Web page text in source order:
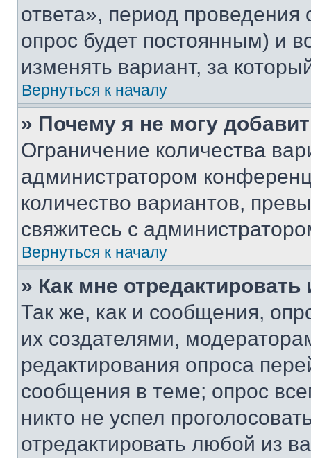
ответа», период проведения
опрос будет постоянным) и
изменять вариант, за
Вернуться к началу
» Почему я не могу
Ограничение количества
администратором
количество вариантов,
свяжитесь с
Вернуться к началу
» Как мне
Так же, как и сообщения,
их создателями,
редактирования опроса
сообщения в теме; опрос
никто не успел
отредактировать любой из